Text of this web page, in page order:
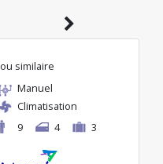
ou similaire
Manuel
Climatisation
9
4 3